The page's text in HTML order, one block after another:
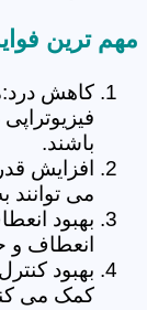
مهم ترین
کاهش
باشند.
افزایش
می
بهبود
انعطاف و
بهبود
کمک می